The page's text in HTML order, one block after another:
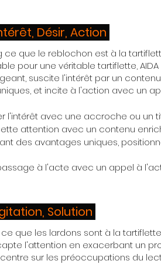
Désir, Action
ce que le reblochon est à la
pour une véritable tartiflette,
suscite l'intérêt par un
et incite à l'action avec un
l'intérêt avec une accroche ou un
attention avec un contenu
des avantages uniques,
à l'acte avec un appel à
Solution
que les lardons sont à la
l'attention en exacerbant un
sur les préoccupations du